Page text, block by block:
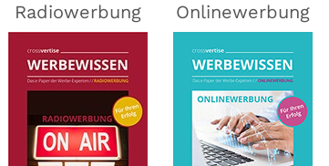
Radiowerbung Onlinewerbung